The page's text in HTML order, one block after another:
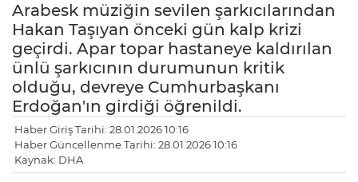
Arabesk müziğin sevilen şarkıcılarından
Hakan Taşıyan önceki gün kalp krizi
geçirdi. Apar topar hastaneye kaldırılan
ünlü şarkıcının durumunun kritik
olduğu, devreye Cumhurbaşkanı
Erdoğan'ın girdiği öğrenildi.
Haber Giriş Tarihi: 28.01.2026 10:16
Haber Güncellenme Tarihi: 28.01.2026 10:16
Kaynak: DHA